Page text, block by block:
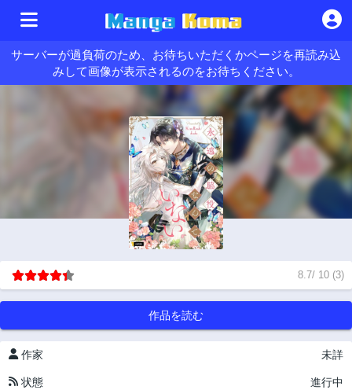
サーバーが過負荷のため、お待ちいただくかページを再読み込
みして画像が表示されるのをお待ちください。
8.7/ 10 (3)
作品を読む
作家 未詳
状態 進行中